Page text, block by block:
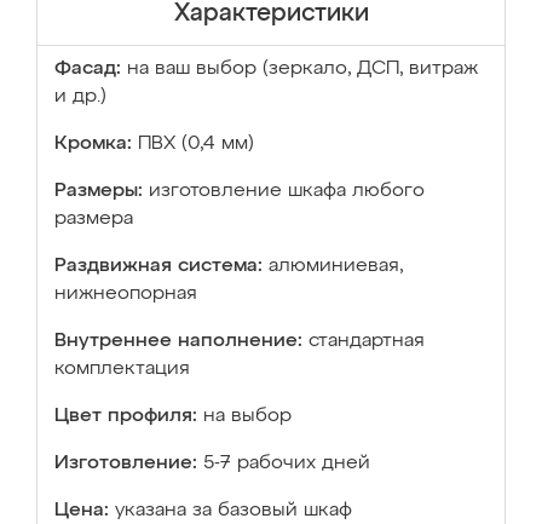
Характеристики
Фасад: на ваш выбор (зеркало, ДСП, витраж
и др.)
Кромка: ПВХ (0,4 мм)
Размеры: изготовление шкафа любого
размера
Раздвижная система: алюминиевая,
нижнеопорная
Внутреннее наполнение: стандартная
комплектация
Цвет профиля: на выбор
Изготовление: 5-7 рабочих дней
Цена: указана за базовый шкаф